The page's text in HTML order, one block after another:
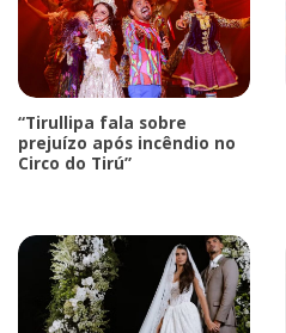
“Tirullipa fala sobre
prejuízo após incêndio no
Circo do Tirú”